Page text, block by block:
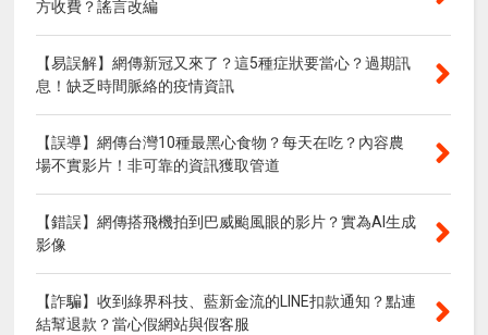
方收費？謠言改編
【易誤解】網傳新冠又來了？這5種症狀要當心？過期訊
息！缺乏時間脈絡的疫情資訊
【誤導】網傳台灣10種最黑心食物？每天在吃？內容農
場不實影片！非可靠的資訊獲取管道
【錯誤】網傳搭飛機拍到巴威颱風眼的影片？實為AI生成
影像
【詐騙】收到綠界科技、藍新金流的LINE扣款通知？點連
結幫退款？當心假網站與假客服